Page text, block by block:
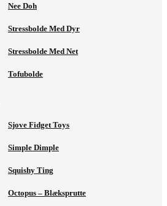
Nee Doh
Stressbolde Med Dyr
Stressbolde Med Net
Tofubolde
Sjove Fidget Toys
Simple Dimple
Squishy Ting
Octopus – Blæksprutte